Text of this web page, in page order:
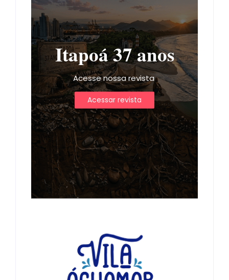
Itapoá 37 anos
Acesse nossa revista
Acessar revista